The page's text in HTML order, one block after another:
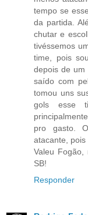
tempo se
da partida.
chutar e
tivéssemos
time, pois
depois de um
saído com
tomou uns
gols esse
pro gasto.
atacante, pois
Valeu
SB!
Responder